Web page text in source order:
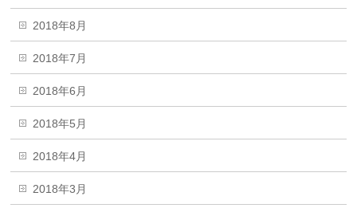
2018年8月
2018年7月
2018年6月
2018年5月
2018年4月
2018年3月